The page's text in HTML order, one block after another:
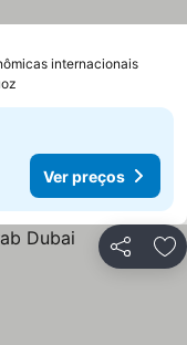
internacionaisVer
preços
Ver preços
Partilhar